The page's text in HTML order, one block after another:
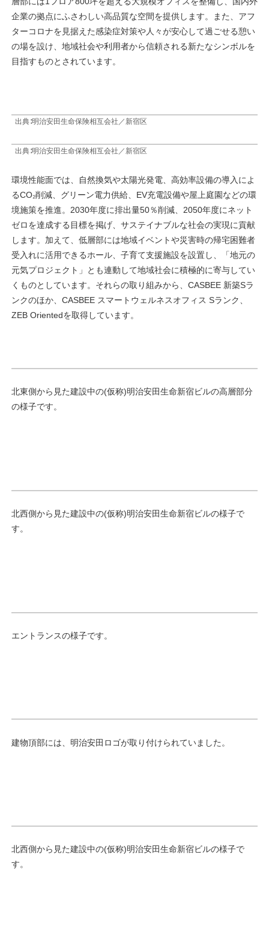
企業の拠点にふさわしい高品質な空間を提供します。また、アフ
ターコロナを見据えた感染症対策や人々が安心して過ごせる憩い
の場を設け、地域社会や利用者から信頼される新たなシンボルを
目指すものとされています。
出典∶明治安田生命保険相互会社／新宿区
出典∶明治安田生命保険相互会社／新宿区
環境性能面では、自然換気や太陽光発電、高効率設備の導入によ
るCO₂削減、グリーン電力供給、EV充電設備や屋上庭園などの環
境施策を推進。2030年度に排出量50％削減、2050年度にネット
ゼロを達成する目標を掲げ、サステイナブルな社会の実現に貢献
します。加えて、低層部には地域イベントや災害時の帰宅困難者
受入れに活用できるホール、子育て支援施設を設置し、「地元の
元気プロジェクト」とも連動して地域社会に積極的に寄与してい
くものとしています。それらの取り組みから、CASBEE 新築Sラ
ンクのほか、CASBEE スマートウェルネスオフィス Sランク、
ZEB Orientedを取得しています。
北東側から見た建設中の(仮称)明治安田生命新宿ビルの高層部分
の様子です。
北西側から見た建設中の(仮称)明治安田生命新宿ビルの様子で
す。
エントランスの様子です。
建物頂部には、明治安田ロゴが取り付けられていました。
北西側から見た建設中の(仮称)明治安田生命新宿ビルの様子で
す。